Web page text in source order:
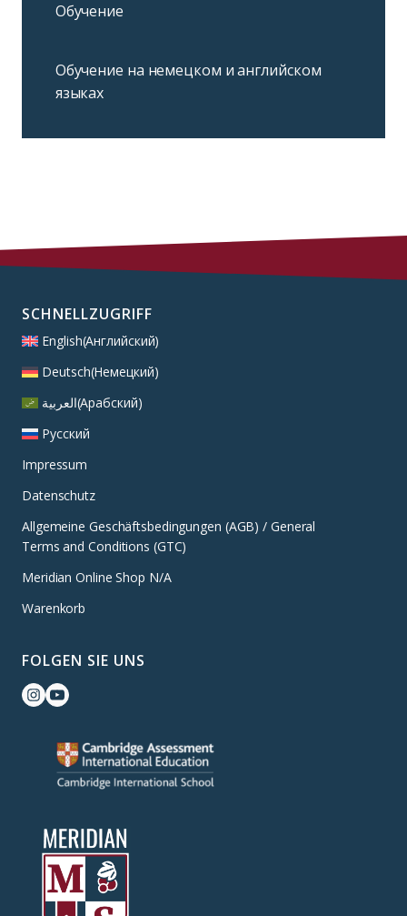
Обучение
Обучение на немецком и английском
языках
SCHNELLZUGRIFF
English(Английский)
Deutsch(Немецкий)
العربية(Арабский)
Русский
Impressum
Datenschutz
Allgemeine Geschäftsbedingungen (AGB) / General
Terms and Conditions (GTC)
Meridian Online Shop N/A
Warenkorb
FOLGEN SIE UNS